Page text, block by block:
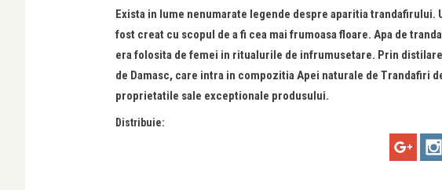
Exista in lume nenumarate legende despre aparitia
fost creat cu scopul de a fi cea mai frumoasa floare. Apa de
era folosita de femei in ritualurile de infrumusetare. Prin
de Damasc, care intra in compozitia Apei naturale de Trandafiri
proprietatile sale exceptionale produsului.
Distribuie: